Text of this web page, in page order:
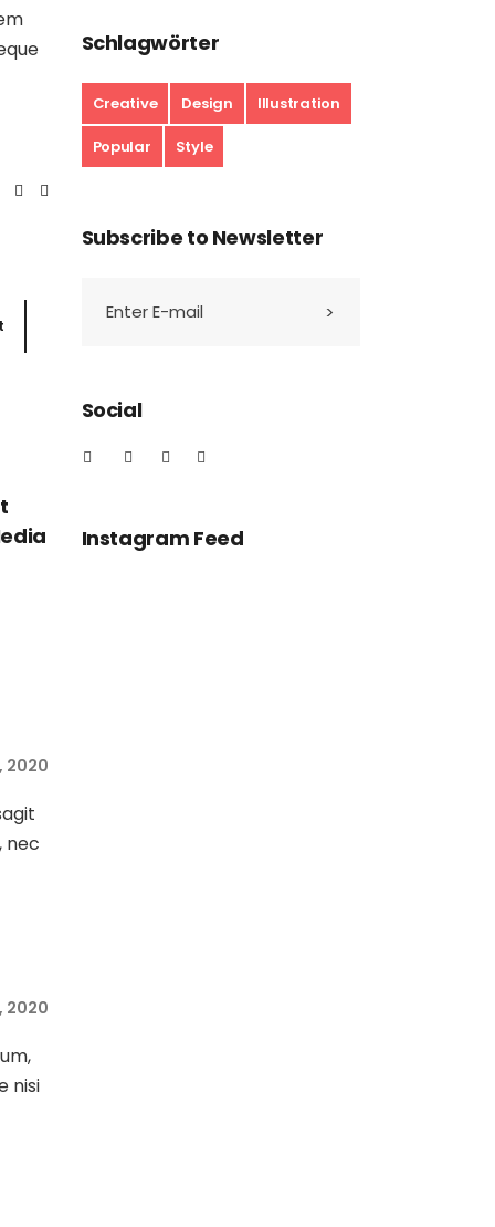
2020
nec
2020
nisi
Schlagwörter
Creative Design Illustration
Popular Style
Subscribe to Newsletter
Social
Instagram Feed